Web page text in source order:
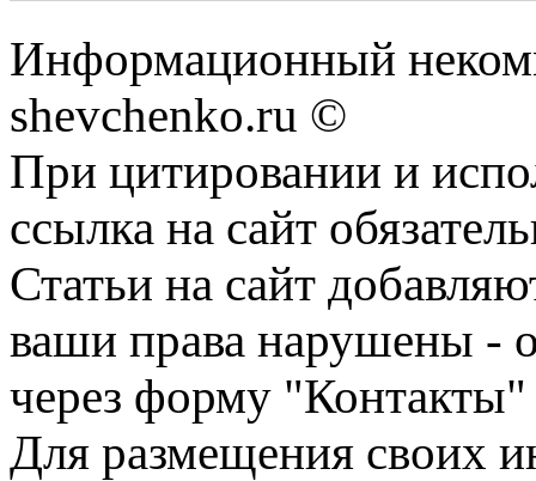
Информационный
shevchenko.ru ©
При цитировании и
ссылка на сайт
Статьи на сайт
ваши права нарушены -
через форму "Контакты"
Для размещения своих